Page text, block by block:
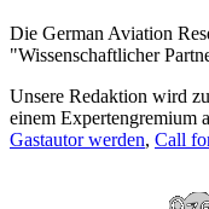
Die German Aviation
"Wissenschaftlicher
Unsere Redaktion wird
einem Expertengremium
Gastautor werden, Call